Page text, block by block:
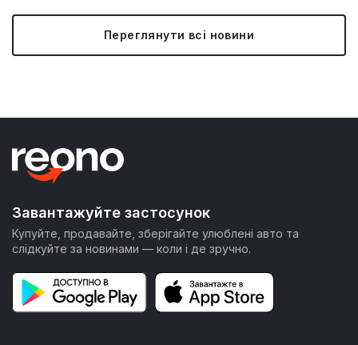
Переглянути всі новини
Завантажуйте застосунок
Купуйте, продавайте, зберігайте улюблені авто та
слідкуйте за новинами — коли і де зручно.